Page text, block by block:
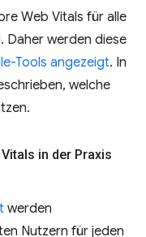
Web Vitals für alle
Daher werden diese
Tools angezeigt. In
welche
in der Praxis
werden
Nutzern für jeden